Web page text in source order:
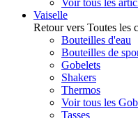
Voir tous les
Vaiselle
Retour vers Toutes les
Bouteilles d'eau
Bouteilles de
Gobelets
Shakers
Thermos
Voir tous les
Tasses